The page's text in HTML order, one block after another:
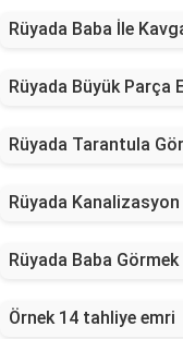
Rüyada Baba İle
Rüyada Büyük Parça
Rüyada Tarantula
Rüyada
Rüyada Baba
Örnek 14 tahliye emri